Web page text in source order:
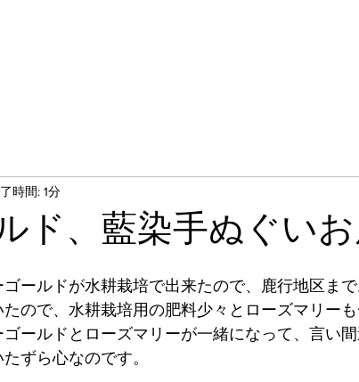
ド、藍染手ぬぐい
時間: 1分
ールドが水耕栽培で出来たので、鹿行地区ま
ので、水耕栽培用の肥料少々とローズマリー
ールドとローズマリーが一緒になって、言い
ずら心なのです。